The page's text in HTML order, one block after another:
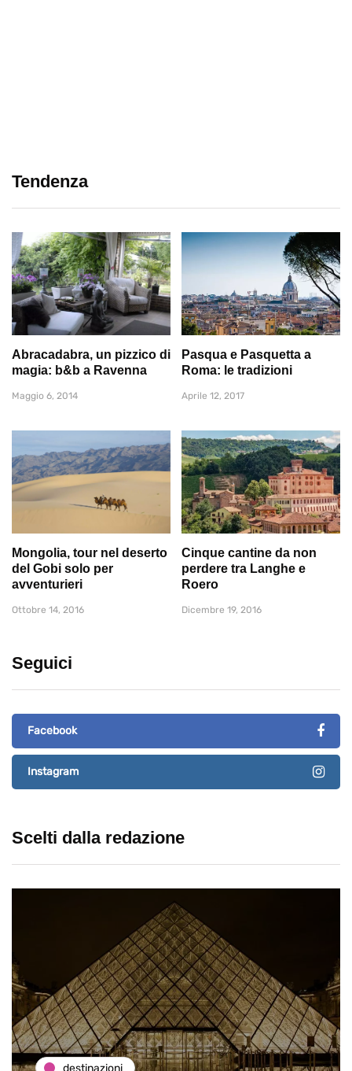
Tendenza
Abracadabra, un pizzico di
magia: b&b a Ravenna
Maggio 6, 2014
Pasqua e Pasquetta a
Roma: le tradizioni
Aprile 12, 2017
Mongolia, tour nel deserto
del Gobi solo per
avventurieri
Ottobre 14, 2016
Cinque cantine da non
perdere tra Langhe e
Roero
Dicembre 19, 2016
Seguici
Facebook
Instagram
Scelti dalla redazione
destinazioni